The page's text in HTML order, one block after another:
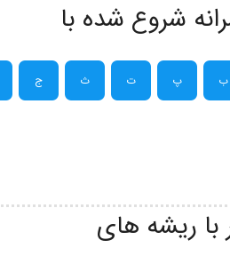
شروع شده با
ب پ ت ث ج
با ریشه های